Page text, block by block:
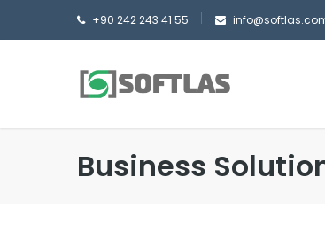
+90 242 243 41 55
Business